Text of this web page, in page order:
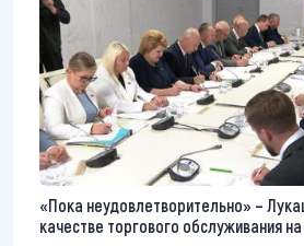
«Пока неудовлетворительно» –
качестве торгового обслуживания